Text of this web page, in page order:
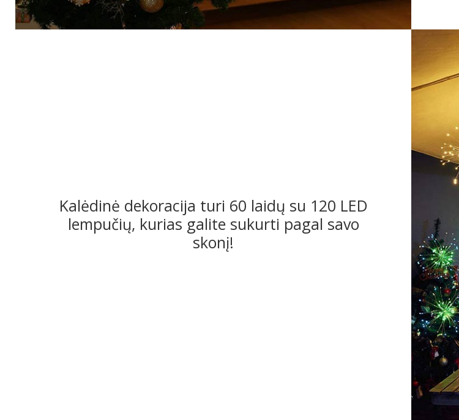
Kalėdinė dekoracija turi 60 laidų su 120 LED
lempučių, kurias galite sukurti pagal savo
skonį!